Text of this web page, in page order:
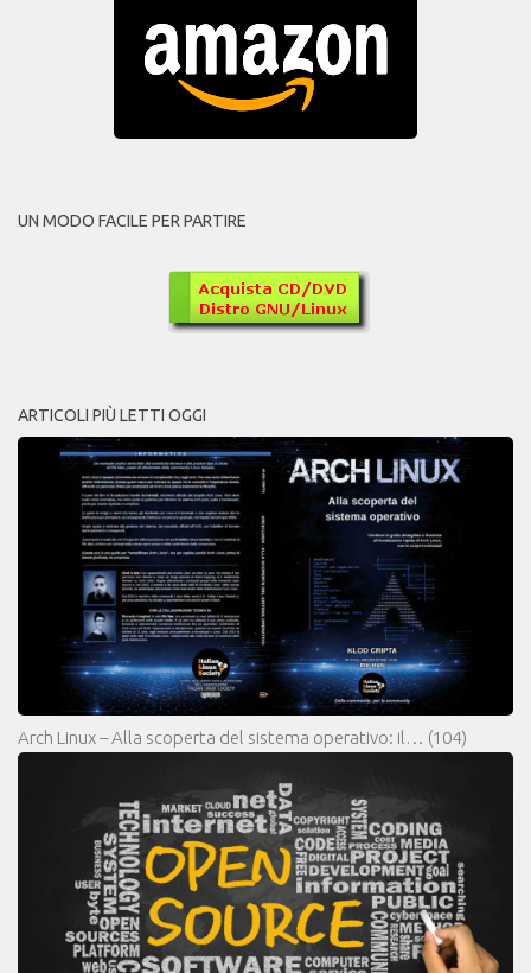
UN MODO FACILE PER PARTIRE
ARTICOLI PIÙ LETTI OGGI
Arch Linux – Alla scoperta del sistema operativo: il… (104)